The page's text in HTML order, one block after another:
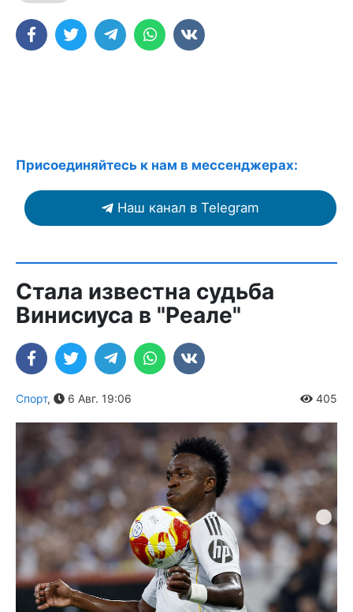
Присоединяйтесь к нам в мессенджерах:
Наш канал в Telegram
Стала известна судьба
Винисиуса в "Реале"
Спорт, 6 Авг. 19:06 405